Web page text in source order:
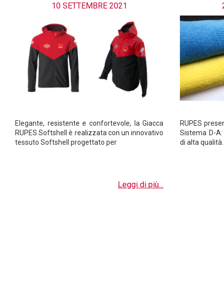
10 SETTEMBRE 2021
Elegante, resistente e confortevole, la Giacca
RUPES Softshell è realizzata con un innovativo
tessuto Softshell progettato per
Leggi di più...
RUPES
Sistema D-
di alta